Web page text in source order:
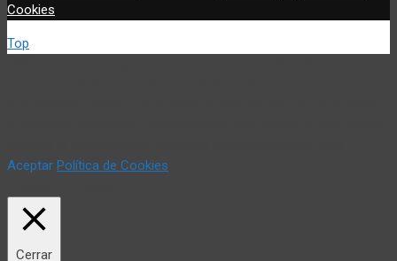
Cookies
Top
Aceptar Política de Cookies
Cerrar